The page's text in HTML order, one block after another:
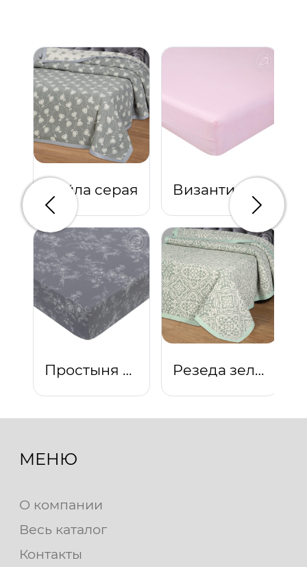
Лейла серая
Простыня на резинке "Луара" Резеда зеленая
Предыдущий
МЕНЮ
О компании
Весь каталог
Контакты